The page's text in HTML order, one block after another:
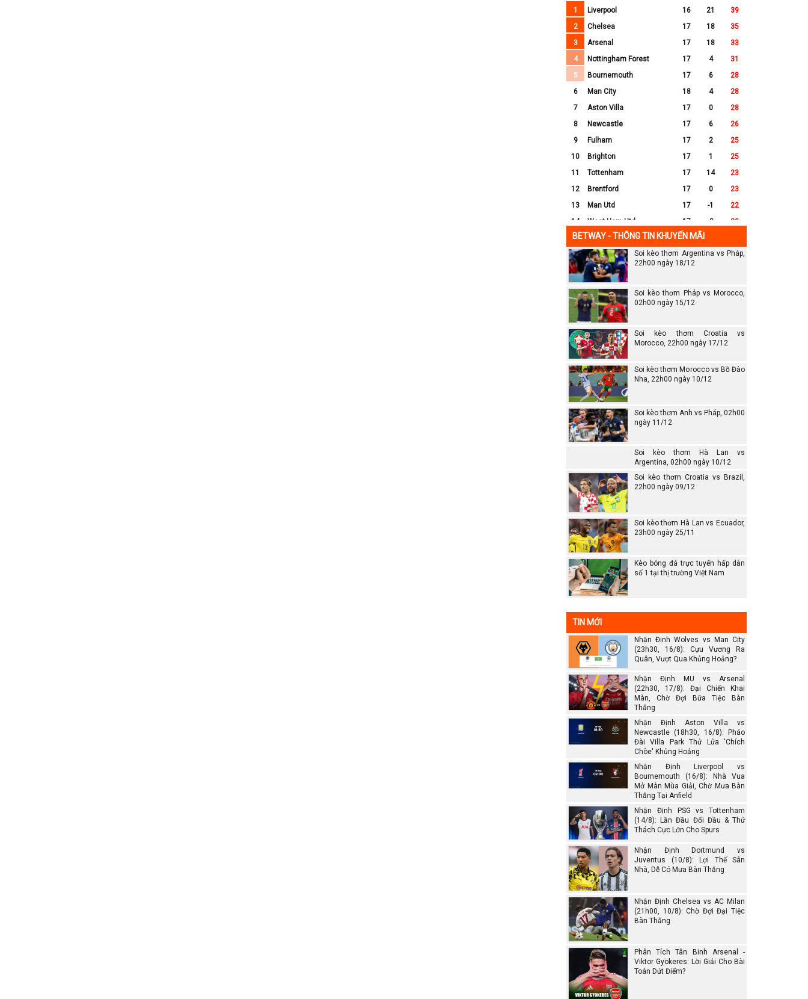
1
Liverpool 16 21
39
2
Chelsea 17 18
35
3
Arsenal 17 18
33
4
Nottingham Forest 17 4
31
5
Bournemouth 17 6
28
6
Man City 18 4
28
7
Aston Villa 17 0
28
8
Newcastle 17 6
26
9
Fulham 17 2
25
10
Brighton 17 1
25
11
Tottenham 17 14
23
12
Brentford 17 0
23
13
Man Utd 17 -1
22
14
West Ham Utd 17 -8
20
15
Everton 17
16
Crystal Palace 17 -8
16
17
Leicester City
18
Ipswich
19
Wolves 17
20
Southampton
BETWAY - THÔNG TIN KHUYẾN MÃI
Soi kèo thơm Argentina vs Pháp,
22h00 ngày 18/12
Soi kèo thơm Pháp vs Morocco,
02h00 ngày 15/12
Soi kèo thơm Croatia vs
Morocco, 22h00 ngày 17/12
Soi kèo thơm Morocco vs Bồ Đào
Nha, 22h00 ngày 10/12
Soi kèo thơm Anh vs Pháp, 02h00
ngày 11/12
Soi kèo thơm Hà Lan vs
Argentina, 02h00 ngày 10/12
Soi kèo thơm Croatia vs Brazil,
22h00 ngày 09/12
Soi kèo thơm Hà Lan vs Ecuador,
23h00 ngày 25/11
Kèo bóng đá trực tuyến hấp dẫn
số 1 tại thị trường Việt Nam
TIN MỚI
Nhận Định Wolves vs Man City
(23h30, 16/8): Cựu Vương Ra
Quân, Vượt Qua Khủng Hoảng?
Nhận Định MU vs Arsenal
(22h30, 17/8): Đại Chiến Khai
Màn, Chờ Đợi Bữa Tiệc Bàn
Thắng
Nhận Định Aston Villa vs
Newcastle (18h30, 16/8): Pháo
Đài Villa Park Thử Lửa 'Chích
Chòe' Khủng Hoảng
Nhận Định Liverpool vs
Bournemouth (16/8): Nhà Vua
Mở Màn Mùa Giải, Chờ Mưa Bàn
Thắng Tại Anfield
Nhận Định PSG vs Tottenham
(14/8): Lần Đầu Đối Đầu & Thử
Thách Cực Lớn Cho Spurs
Nhận Định Dortmund vs
Juventus (10/8): Lợi Thế Sân
Nhà, Dễ Có Mưa Bàn Thắng
Nhận Định Chelsea vs AC Milan
(21h00, 10/8): Chờ Đợi Đại Tiệc
Bàn Thắng
Phân Tích Tân Binh Arsenal -
Viktor Gyökeres: Lời Giải Cho Bài
Toán Dứt Điểm?